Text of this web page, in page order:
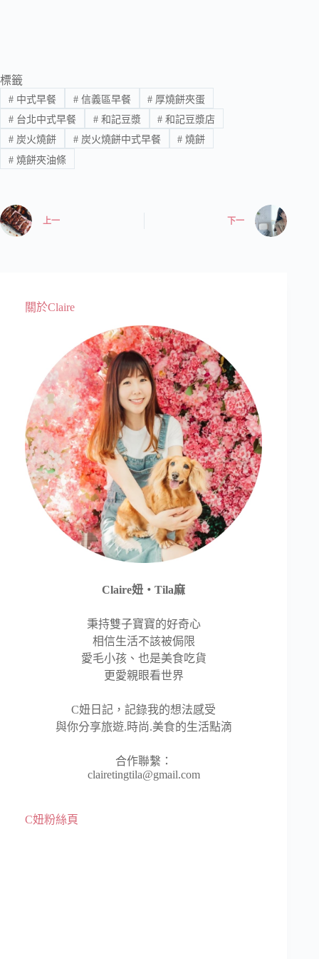
標籤
#中式早餐 #信義區早餐 # 厚燒餅夾蛋
#台北中式早餐 #和記豆漿 # 和記豆漿店
#炭火燒餅 #炭火燒餅中式早餐 # 燒餅
#燒餅夾油條
上一 下一
關於Claire
Claire妞‧Tila麻
秉持雙子寶寶的好奇心
相信生活不該被侷限
愛毛小孩、也是美食吃貨
更愛親眼看世界
C妞日記，記錄我的想法感受
與你分享旅遊.時尚.美食的生活點滴
合作聯繫：
clairetingtila@gmail.com
C妞粉絲頁